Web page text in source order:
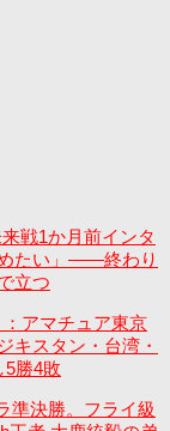
戦1か月前インタ
たい」――終わり
立つ
アマチュア東京
キスタン・台湾・
5勝4敗
準決勝。フライ級